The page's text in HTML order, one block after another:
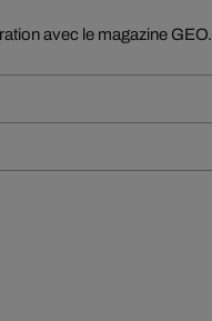
avec le magazine GEO.